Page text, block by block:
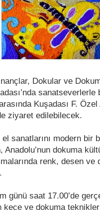
Dokular ve
sanatseverlerle
Kuşadası F.
ziyaret edilebilecek.
sanatlarını modern bir
Anadolu’nun dokuma
renk, desen
günü saat 17.00’de
keçe ve dokuma